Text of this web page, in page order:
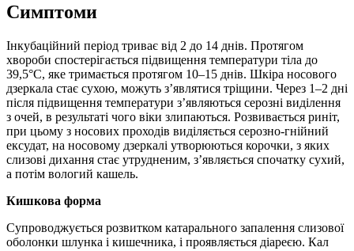
Симптоми
Інкубаційний період триває від 2 до 14 днів. Протягом
хвороби спостерігається підвищення температури тіла до
39,5°C, яке тримається протягом 10–15 днів. Шкіра носового
дзеркала стає сухою, можуть з’являтися тріщини. Через 1–2 дні
після підвищення температури з’являються серозні виділення
з очей, в результаті чого віки злипаються. Розвивається риніт,
при цьому з носових проходів виділяється серозно-гнійний
ексудат, на носовому дзеркалі утворюються корочки, з яких
слизові дихання стає утрудненим, з’являється спочатку сухий,
а потім вологий кашель.
Кишкова форма
Супроводжується розвитком катарального запалення слизової
оболонки шлунка і кишечника, і проявляється діареєю. Кал